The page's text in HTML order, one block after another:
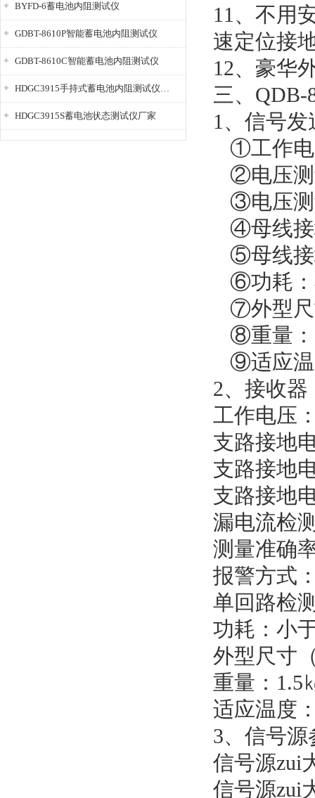
BYFD-6蓄电池内阻测试仪
GDBT-8610P智能蓄电池内阻测试仪
GDBT-8610C智能蓄电池内阻测试仪
HDGC3915手持式蓄电池内阻测试仪厂家
HDGC3915S蓄电池状态测试仪厂家
11、不用
速定位接
12、豪华
三、QDB-
1、信号发
①工作电
②电压测
③电压测
④母线接
⑤母线接
⑥功耗：
⑦外型尺
⑧重量：
⑨适应温
2、接收器
工作电压
支路接地
支路接地
支路接地
漏电流检
测量准确
报警方式
单回路检
功耗：小
外型尺寸
重量：1.5
适应温度
3、信号源
信号源zui
信号源zui